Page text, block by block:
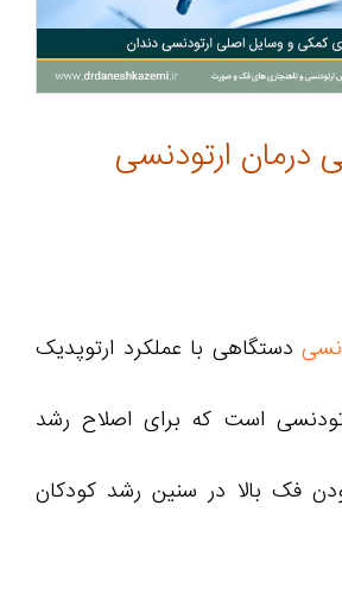
درمان ارتودنسی
دستگاهی با عملکرد ارتوپدیک
است که برای اصلاح رشد
فک بالا در سنین رشد کودکان